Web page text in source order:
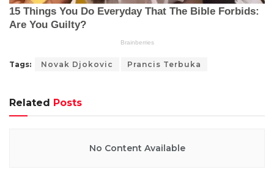
Tags: Novak Djokovic Prancis Terbuka
Related Posts
No Content Available